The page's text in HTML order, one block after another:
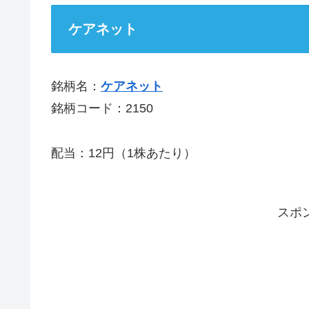
ケアネット
銘柄名： ケアネット
銘柄コード：2150
配当：12円（1株あたり）
スポ